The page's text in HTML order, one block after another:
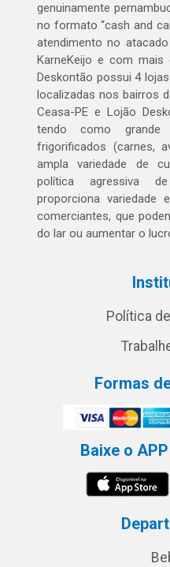
genuinamente
no formato “cash and
atendimento no
KarneKeijo e com
Deskontão possui 4
localizadas nos bairros
Ceasa-PE e Lojão
tendo como grande
frigorificados (carnes,
ampla variedade de
política agressiva
proporciona
comerciantes, que
do lar ou aumentar o
Política
Formas
Baixe o